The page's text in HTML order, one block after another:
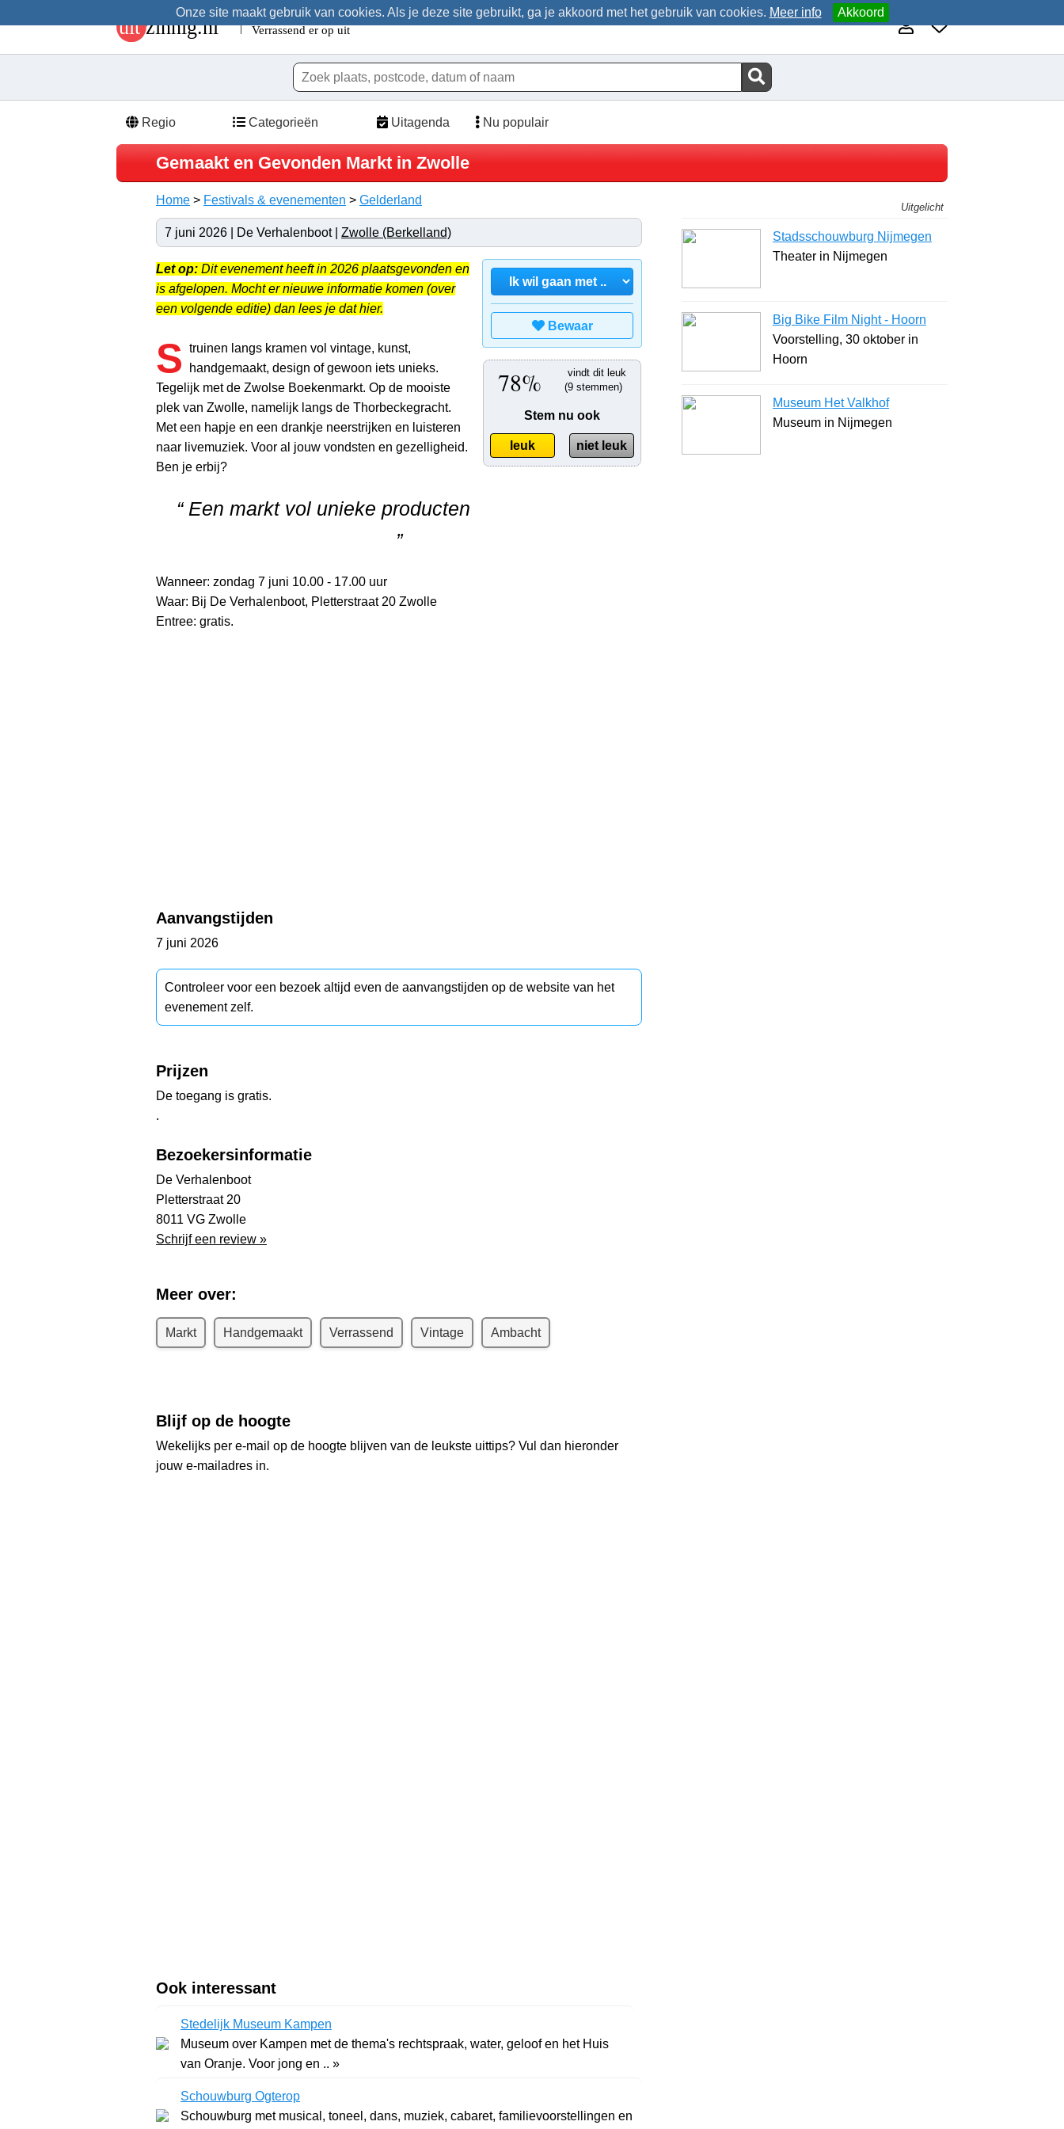
Onze site maakt gebruik van cookies. Als je deze site gebruikt, ga je akkoord met het gebruik van cookies. Meer info Akkoord
Regio Categorieën Uitagenda Nu populair
Gemaakt en Gevonden Markt in Zwolle
Home > Festivals & evenementen > Gelderland
7 juni 2026 | De Verhalenboot | Zwolle (Berkelland)
Bewaar
vindt dit leuk
(9 stemmen)
78%
Stem nu ook
leuk niet leuk
Let op: Dit evenement heeft in 2026 plaatsgevonden en
is afgelopen. Mocht er nieuwe informatie komen (over
een volgende editie) dan lees je dat hier.
S truinen langs kramen vol vintage, kunst,
handgemaakt, design of gewoon iets unieks.
Tegelijk met de Zwolse Boekenmarkt. Op de mooiste
plek van Zwolle, namelijk langs de Thorbeckegracht.
Met een hapje en een drankje neerstrijken en luisteren
naar livemuziek. Voor al jouw vondsten en gezelligheid.
Ben je erbij?
“ Een markt vol unieke producten
”
Wanneer: zondag 7 juni 10.00 - 17.00 uur
Waar: Bij De Verhalenboot, Pletterstraat 20 Zwolle
Entree: gratis.
Aanvangstijden
7 juni 2026
Controleer voor een bezoek altijd even de aanvangstijden op de website van het
evenement zelf.
Prijzen
De toegang is gratis.
.
Bezoekersinformatie
De Verhalenboot
Pletterstraat 20
8011 VG Zwolle
Schrijf een review »
Meer over:
Markt Handgemaakt Verrassend Vintage Ambacht
Blijf op de hoogte
Wekelijks per e-mail op de hoogte blijven van de leukste uittips? Vul dan hieronder
jouw e-mailadres in.
Ook interessant
Stedelijk Museum Kampen
Museum over Kampen met de thema's rechtspraak, water, geloof en het Huis
van Oranje. Voor jong en .. »
Schouwburg Ogterop
Schouwburg met musical, toneel, dans, muziek, cabaret, familievoorstellingen en
Uitgelicht
Stadsschouwburg Nijmegen
Theater in Nijmegen
Big Bike Film Night - Hoorn
Voorstelling, 30 oktober in
Hoorn
Museum Het Valkhof
Museum in Nijmegen